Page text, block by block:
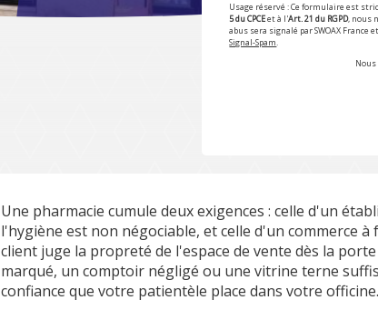
Usage réservé : Ce formulaire est
5 du CPCEet à l'Art. 21 du RGPD, nous
abus sera signalé par SWOAX
Signal-Spam.
Une pharmacie cumule deux exigences : celle d'un
l'hygiène est non négociable, et celle d'un commerce à
client juge la propreté de l'espace de vente dès la
marqué, un comptoir négligé ou une vitrine terne
confiance que votre patientèle place dans votre officine.